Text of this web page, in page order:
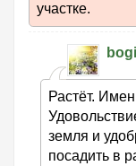
участке.
Растёт.
земля и
посадить в